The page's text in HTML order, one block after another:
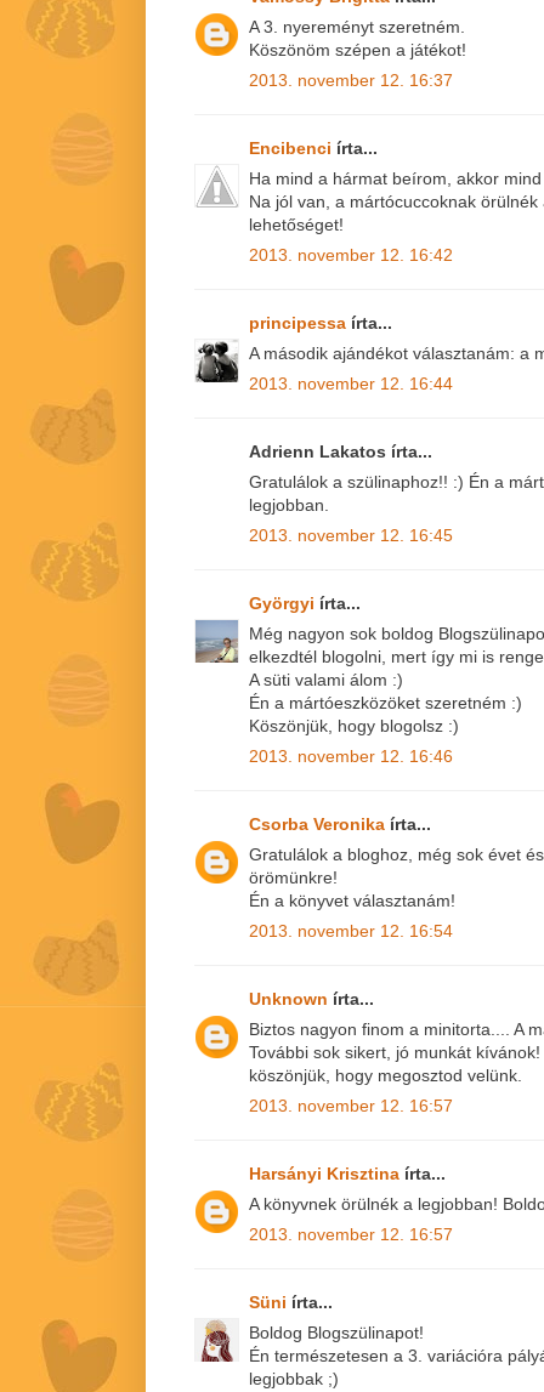
A 3. nyereményt szeretném.
Köszönöm szépen a játékot!
2013. november 12. 16:37
Encibenci írta...
Ha mind a hármat beírom, akkor
Na jól van, a mártócuccoknak
lehetőséget!
2013. november 12. 16:42
principessa írta...
A második ajándékot választanám: a
2013. november 12. 16:44
Adrienn Lakatos írta...
Gratulálok a szülinaphoz!! :) Én a
legjobban.
2013. november 12. 16:45
Györgyi írta...
Még nagyon sok boldog
elkezdtél blogolni, mert így mi is
A süti valami álom :)
Én a mártóeszközöket szeretném :)
Köszönjük, hogy blogolsz :)
2013. november 12. 16:46
Csorba Veronika írta...
Gratulálok a bloghoz, még sok évet
örömünkre!
Én a könyvet választanám!
2013. november 12. 16:54
Unknown írta...
Biztos nagyon finom a minitorta.... A
További sok sikert, jó munkát
köszönjük, hogy megosztod velünk.
2013. november 12. 16:57
Harsányi Krisztina írta...
A könyvnek örülnék a legjobban!
2013. november 12. 16:57
Süni írta...
Boldog Blogszülinapot!
Én természetesen a 3. variációra
legjobbak ;)